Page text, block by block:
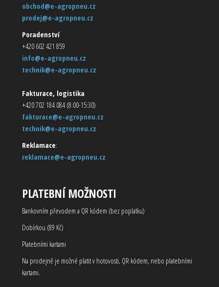
obchod@e-agropneu.cz
prodej@e-agropneu.cz
Poradenství
+420 602 421 859
info@e-agropneu.cz
technik@e-agropneu.cz
Fakturace, logistika
+420 702 184 084 (8:00-15:30)
fakturace@e-agropneu.cz
technik@e-agropneu.cz
Reklamace:
reklamace@e-agropneu.cz
PLATEBNÍ MOŽNOSTI
Bankovním převodem a QR kódem (bez poplatku)
Dobírkou (89 Kč)
Platebními kartami
Na prodejně je možné platit v hotovosti, QR kódem, nebo platebními
kartami.